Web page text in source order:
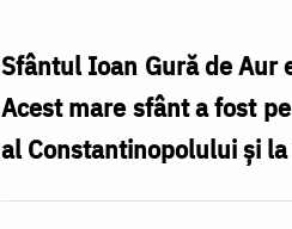
Sfântul Ioan Gură de Aur
Acest mare sfânt a fost
al Constantinopolului şi